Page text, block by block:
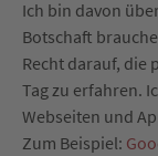
Ich bin davon
Botschaft
Recht darauf, die
Tag zu erfahren.
Webseiten und
Zum Beispiel: